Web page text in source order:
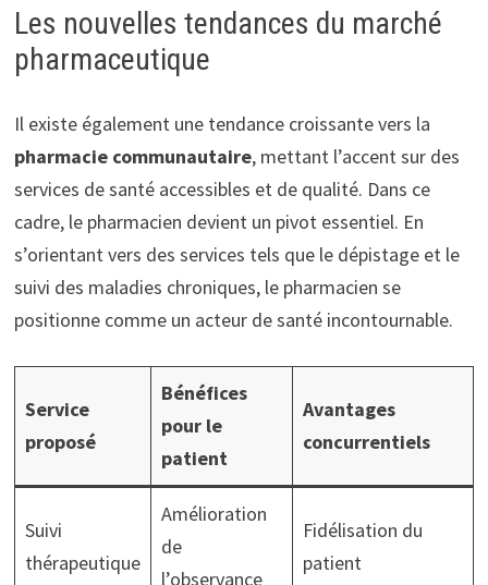
Les nouvelles tendances du marché
pharmaceutique
Il existe également une tendance croissante vers la
pharmacie communautaire, mettant l’accent sur des
services de santé accessibles et de qualité. Dans ce
cadre, le pharmacien devient un pivot essentiel. En
s’orientant vers des services tels que le dépistage et le
suivi des maladies chroniques, le pharmacien se
positionne comme un acteur de santé incontournable.
Service
proposé
Bénéfices
pour le
patient
Avantages
concurrentiels
Suivi
thérapeutique
Amélioration
de
l’observance
Fidélisation du
patient